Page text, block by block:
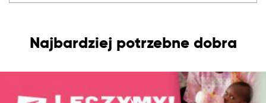
Najbardziej potrzebne dobra